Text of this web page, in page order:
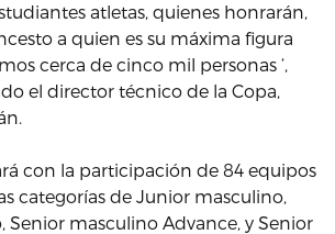
atletas, quienes honrarán,
a quien es su máxima figura
cerca de cinco mil personas ‘,
el director técnico de la Copa,
con la participación de 84 equipos
categorías de Junior masculino,
Senior masculino Advance, y Senior